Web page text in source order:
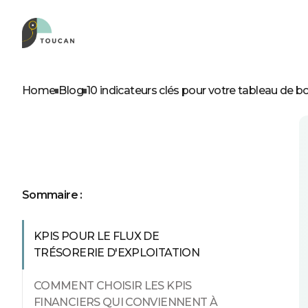
Home Blog 10 indicateurs clés pour votre tableau de
Sommaire :
KPIS POUR LE FLUX DE
TRÉSORERIE D'EXPLOITATION
COMMENT CHOISIR LES KPIS
FINANCIERS QUI CONVIENNENT À